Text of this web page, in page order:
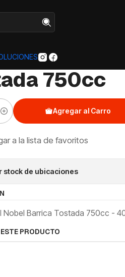
Mistral
750cc
Agregar al Carro
a la lista de favoritos
stock de ubicaciones
Nobel Barrica Tostada 750cc -
PRODUCTO